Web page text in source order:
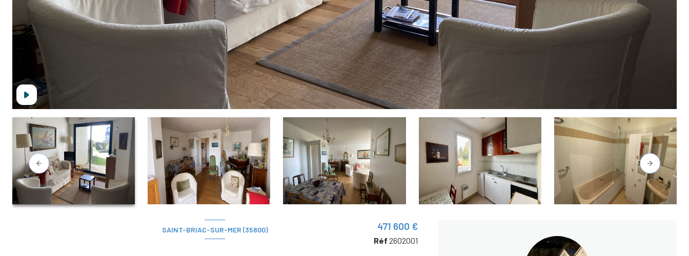
SAINT-BRIAC-SUR-MER (35800) 471 600 €
Réf 2602001